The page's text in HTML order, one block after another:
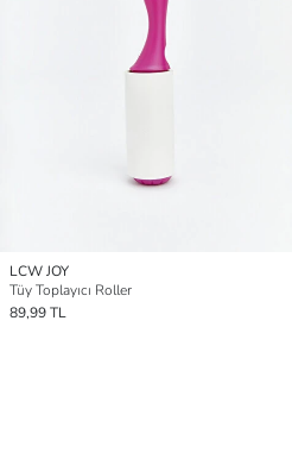
LCW JOY
Tüy Toplayıcı Roller
89,99 TL